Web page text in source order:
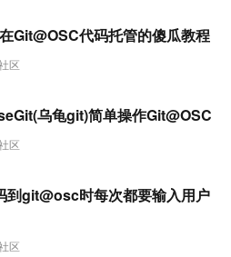
区
Git@OSC代码托管的傻瓜教程
区
乌龟git)简单操作Git@OSC
区
git@osc时每次都要输入用户